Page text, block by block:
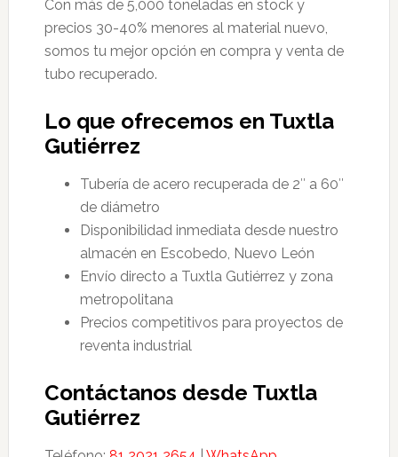
Con más de 5,000 toneladas en stock y
precios 30-40% menores al material nuevo,
somos tu mejor opción en compra y venta de
tubo recuperado.
Lo que ofrecemos en Tuxtla
Gutiérrez
Tubería de acero recuperada de 2″ a 60″
de diámetro
Disponibilidad inmediata desde nuestro
almacén en Escobedo, Nuevo León
Envío directo a Tuxtla Gutiérrez y zona
metropolitana
Precios competitivos para proyectos de
reventa industrial
Contáctanos desde Tuxtla
Gutiérrez